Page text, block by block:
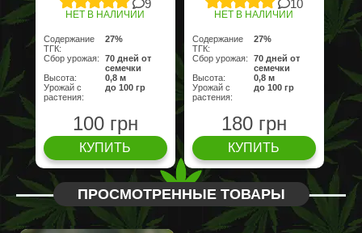
9
НЕТ В НАЛИЧИИ
Содержание
ТГК:
27%
Сбор урожая:
70 дней от
семечки
Высота:
0,8 м
Урожай с
растения:
до 100 гр
100 грн
КУПИТЬ
10
НЕТ В НАЛИЧИИ
Содержание
ТГК:
27%
Сбор урожая:
70 дней от
семечки
Высота:
0,8 м
Урожай с
растения:
до 100 гр
180 грн
КУПИТЬ
ПРОСМОТРЕННЫЕ ТОВАРЫ